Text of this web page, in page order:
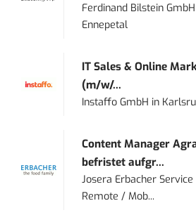
Ferdinand Bilstein GmbH
Ennepetal
IT Sales & Online
(m/w/...
Instaffo GmbH in
Content Manager
befristet aufgr...
Josera Erbacher Service
Remote / Mob...